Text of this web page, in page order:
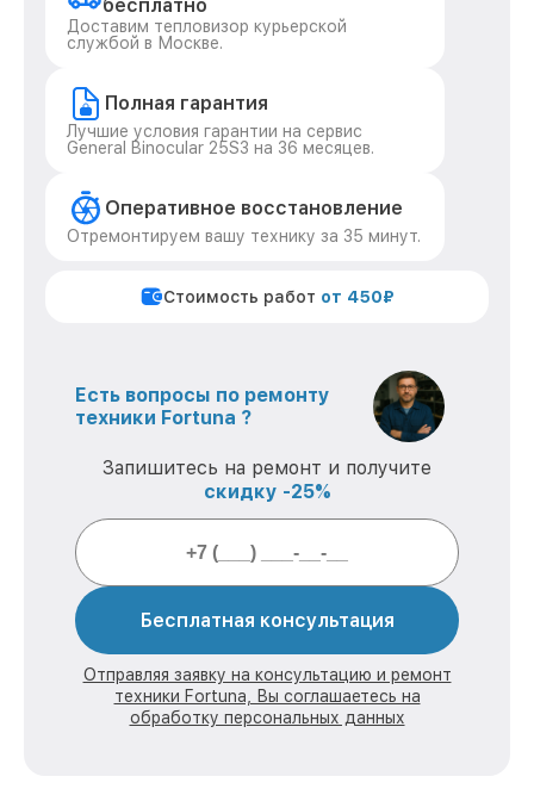
бесплатно
Доставим тепловизор курьерской
службой в Москве.
Полная гарантия
Лучшие условия гарантии на сервис
General Binocular 25S3 на 36 месяцев.
Оперативное восстановление
Отремонтируем вашу технику за 35 минут.
Стоимость работ от 450₽
Есть вопросы по ремонту
техники Fortuna ?
Запишитесь на ремонт и получите
скидку -25%
Бесплатная консультация
Отправляя заявку на консультацию и ремонт
техники Fortuna, Вы соглашаетесь на
обработку персональных данных